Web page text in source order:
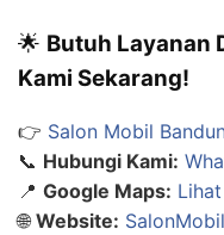
🌟 Butuh Layanan
Kami Sekarang!
👉 Salon Mobil
📞 Hubungi Kami:
📍 Google Maps:
🌐 Website: